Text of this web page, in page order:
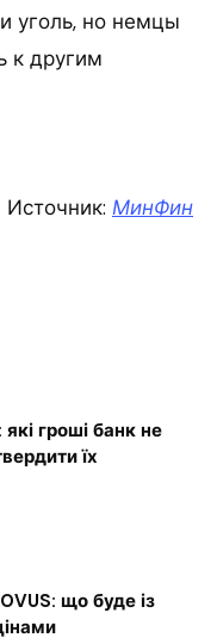
уголь, но немцы
к другим
Источник: МинФин
гроші банк не
їх
що буде із